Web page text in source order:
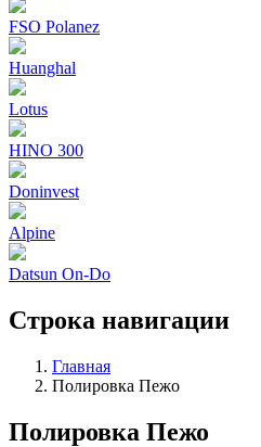
FSO Polanez
Huanghal
Lotus
HINO 300
Doninvest
Alpine
Datsun On-Do
Строка навигации
Главная
Полировка Пежо
Полировка Пежо